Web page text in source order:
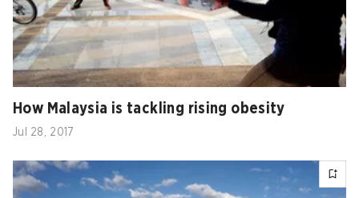
How Malaysia is tackling rising obesity
Jul 28, 2017